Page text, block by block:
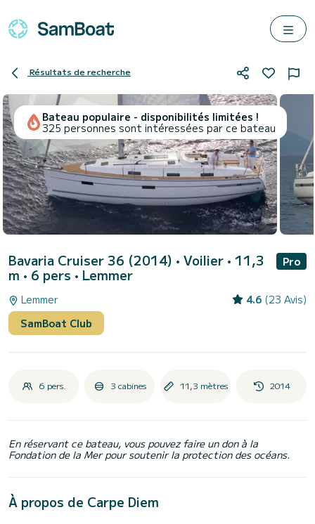
Résultats de recherche
Bateau populaire - disponibilités limitées !
325 personnes sont intéressées par ce bateau
Bavaria Cruiser 36 (2014) • Voilier • 11,3
m • 6 pers • Lemmer
Pro
Lemmer 4.6 (23 Avis)
SamBoat Club
6 pers. 3 cabines 11,3 mètres 2014
En réservant ce bateau, vous pouvez faire un don à la
Fondation de la Mer pour soutenir la protection des océans.
À propos de Carpe Diem